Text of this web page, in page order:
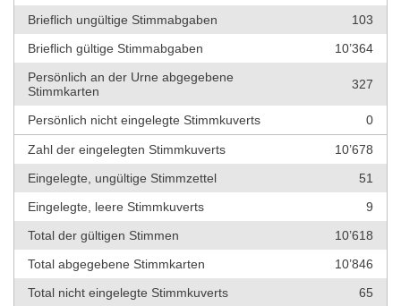
Brieflich ungültige Stimmabgaben
103
Brieflich gültige Stimmabgaben
10’364
Persönlich an der Urne abgegebene
Stimmkarten
327
Persönlich nicht eingelegte Stimmkuverts 0
Zahl der eingelegten Stimmkuverts
10’678
Eingelegte, ungültige Stimmzettel
51
Eingelegte, leere Stimmkuverts
9
Total der gültigen Stimmen
10’618
Total abgegebene Stimmkarten
10’846
Total nicht eingelegte Stimmkuverts
65